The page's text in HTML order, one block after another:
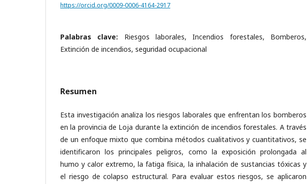
https://orcid.org/0009-0006-4164-2917
Palabras clave: Riesgos laborales, Incendios forestales, Bomberos,
Extinción de incendios, seguridad ocupacional
Resumen
Esta investigación analiza los riesgos laborales que enfrentan los bomberos
en la provincia de Loja durante la extinción de incendios forestales. A través
de un enfoque mixto que combina métodos cualitativos y cuantitativos, se
identificaron los principales peligros, como la exposición prolongada al
humo y calor extremo, la fatiga física, la inhalación de sustancias tóxicas y
el riesgo de colapso estructural. Para evaluar estos riesgos, se aplicaron